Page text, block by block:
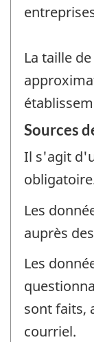
La taille
Sources
Il s'agit
Les
auprès
Les
sont faits,
courriel.